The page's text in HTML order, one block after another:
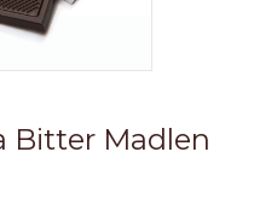
Bitter Madlen